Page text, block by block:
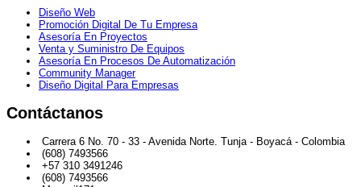
Diseño Web
Promoción Digital De Tu Empresa
Asesoría En Proyectos
Venta y Suministro De Equipos
Asesoría En Procesos De Automatización
Community Manager
Diseño Digital Para Empresas
Contáctanos
Carrera 6 No. 70 - 33 - Avenida Norte. Tunja - Boyacá - Colombia
(608) 7493566
+57 310 3491246
(608) 7493566